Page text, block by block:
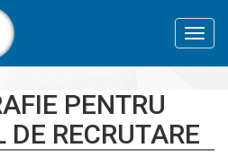
PENTRU
DE RECRUTARE